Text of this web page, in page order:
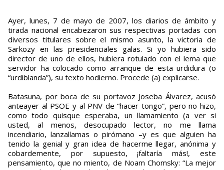
Ayer, lunes, 7 de mayo de 2007, los diarios de ámbito y
tirada nacional encabezaron sus respectivas portadas con
diversos titulares sobre el mismo asunto, la victoria de
Sarkozy en las presidenciales galas. Si yo hubiera sido
director de uno de ellos, hubiera rotulado con el lema que
servidor ha colocado como arranque de esta urdidura (o
“urdiblanda”), su texto hodierno. Procede (a) explicarse.
Batasuna, por boca de su portavoz Joseba Álvarez, acusó
anteayer al PSOE y al PNV de “hacer tongo”, pero no hizo,
como todo quisque esperaba, un llamamiento (a ver si
usted, al menos, desocupado lector, no me llama
incendiario, lanzallamas o pirómano –y es que alguien ha
tenido la genial y gran idea de hacerme llegar, anónima y
cobardemente, por supuesto, ¡faltaría más!, este
pensamiento, que no miento, de Noam Chomsky: “La mejor